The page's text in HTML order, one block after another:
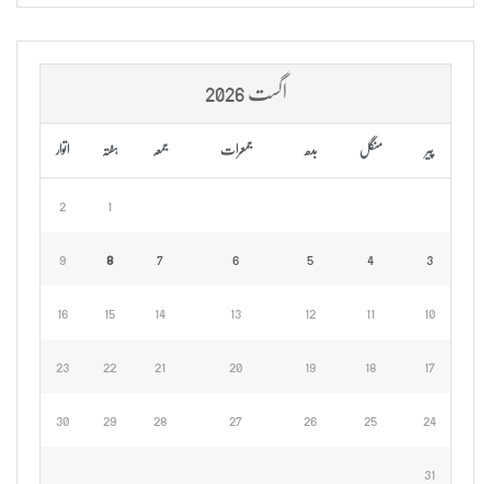
اگست 2026
پیر منگل بدھ جمعرات جمعہ ہفتہ اتوار
1
2
3
4
5
6
7
8
9
10
11
12
13
14
15
16
17
18
19
20
21
22
23
24
25
26
27
28
29
30
31